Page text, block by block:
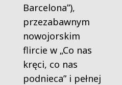
Barcelona”),
przezabawnym
nowojorskim
flircie w „Co nas
kręci, co nas
podnieca” i pełnej